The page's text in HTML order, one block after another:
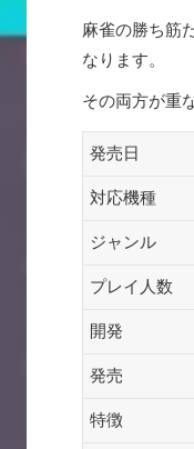
麻雀の勝ち筋
なります。
その両方が重
発売日
対応機種
ジャンル
プレイ人数
開発
発売
特徴